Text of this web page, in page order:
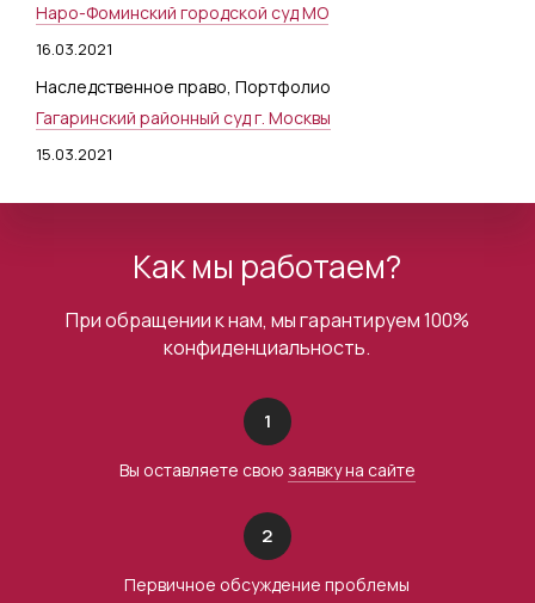
Наро-Фоминский городской суд МО
16.03.2021
Наследственное право, Портфолио
Гагаринский районный суд г. Москвы
15.03.2021
Как мы работаем?
При обращении к нам, мы гарантируем 100%
конфиденциальность.
1
Вы оставляете свою заявку на сайте
2
Первичное обсуждение проблемы